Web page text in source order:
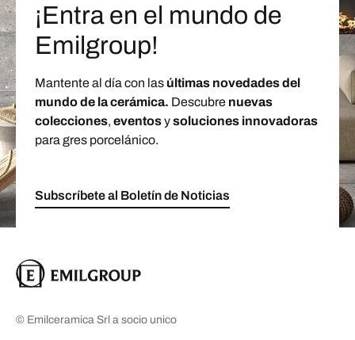
¡Entra en el mundo de
Emilgroup!
Mantente al día con las últimas novedades del
mundo de la cerámica. Descubre nuevas
colecciones, eventosysoluciones innovadoras
para gres porcelánico.
Subscríbete al Boletín de Noticias
© Emilceramica Srl a socio unico